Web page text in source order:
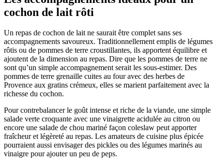
cochon de lait rôti
Un repas de cochon de lait ne saurait être complet sans ses
accompagnements savoureux. Traditionnellement emplis de légumes
rôtis ou de pommes de terre croustillantes, ils apportent équilibre et
ajoutent de la dimension au repas. Dire que les pommes de terre ne
sont qu’un simple accompagnement serait les sous-estimer. Des
pommes de terre grenaille cuites au four avec des herbes de
Provence aux gratins crémeux, elles se marient parfaitement avec la
richesse du cochon.
Pour contrebalancer le goût intense et riche de la viande, une simple
salade verte croquante avec une vinaigrette acidulée au citron ou
encore une salade de chou mariné façon coleslaw peut apporter
fraîcheur et légèreté au repas. Les amateurs de cuisine plus épicée
pourraient aussi envisager des pickles ou des légumes marinés au
vinaigre pour ajouter un peu de peps.